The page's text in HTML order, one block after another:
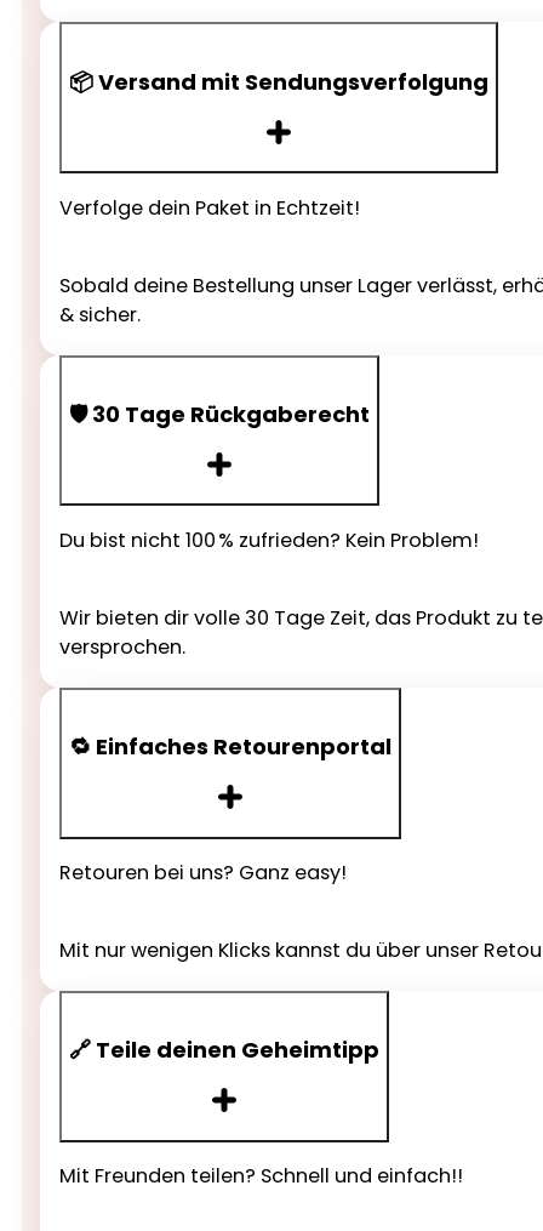
📦 Versand mit Sendungsverfolgung
Verfolge dein Paket in Echtzeit!
Sobald deine Bestellung unser Lager verlässt,
& sicher.
🛡️ 30 Tage Rückgaberecht
Du bist nicht 100 % zufrieden? Kein Problem!
Wir bieten dir volle 30 Tage Zeit, das Produkt zu
versprochen.
🔁 Einfaches Retourenportal
Retouren bei uns? Ganz easy!
Mit nur wenigen Klicks kannst du über unser
🔗 Teile deinen Geheimtipp
Mit Freunden teilen? Schnell und einfach!!